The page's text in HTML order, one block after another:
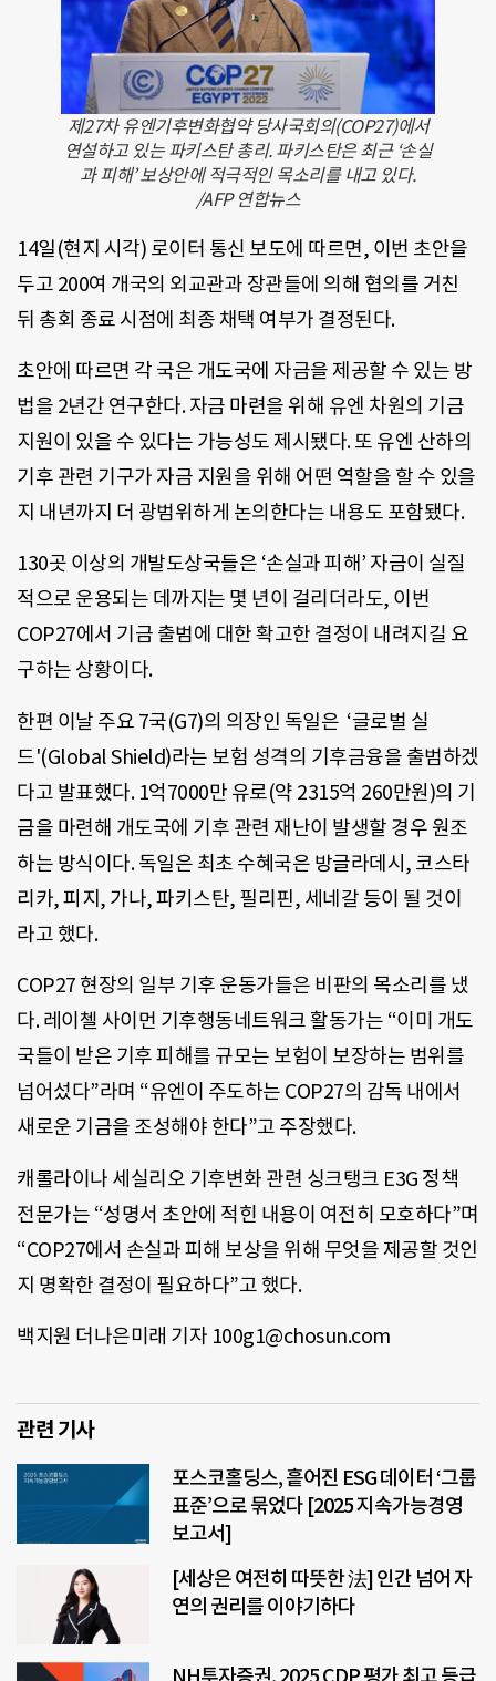
제27차 유엔기후변화협약 당사국회의(COP27)에서
연설하고 있는 파키스탄 총리. 파키스탄은 최근 ‘손실
과 피해’ 보상안에 적극적인 목소리를 내고 있다.
/AFP 연합뉴스
14일(현지 시각) 로이터 통신 보도에 따르면, 이번 초안을
두고 200여 개국의 외교관과 장관들에 의해 협의를 거친
뒤 총회 종료 시점에 최종 채택 여부가 결정된다.
초안에 따르면 각 국은 개도국에 자금을 제공할 수 있는 방
법을 2년간 연구한다. 자금 마련을 위해 유엔 차원의 기금
지원이 있을 수 있다는 가능성도 제시됐다. 또 유엔 산하의
기후 관련 기구가 자금 지원을 위해 어떤 역할을 할 수 있을
지 내년까지 더 광범위하게 논의한다는 내용도 포함됐다.
130곳 이상의 개발도상국들은 ‘손실과 피해’ 자금이 실질
적으로 운용되는 데까지는 몇 년이 걸리더라도, 이번
COP27에서 기금 출범에 대한 확고한 결정이 내려지길 요
구하는 상황이다.
한편 이날 주요 7국(G7)의 의장인 독일은 ‘글로벌 실
드'(Global Shield)라는 보험 성격의 기후금융을 출범하겠
다고 발표했다. 1억7000만 유로(약 2315억 260만원)의 기
금을 마련해 개도국에 기후 관련 재난이 발생할 경우 원조
하는 방식이다. 독일은 최초 수혜국은 방글라데시, 코스타
리카, 피지, 가나, 파키스탄, 필리핀, 세네갈 등이 될 것이
라고 했다.
COP27 현장의 일부 기후 운동가들은 비판의 목소리를 냈
다. 레이첼 사이먼 기후행동네트워크 활동가는 “이미 개도
국들이 받은 기후 피해를 규모는 보험이 보장하는 범위를
넘어섰다”라며 “유엔이 주도하는 COP27의 감독 내에서
새로운 기금을 조성해야 한다”고 주장했다.
캐롤라이나 세실리오 기후변화 관련 싱크탱크 E3G 정책
전문가는 “성명서 초안에 적힌 내용이 여전히 모호하다”며
“COP27에서 손실과 피해 보상을 위해 무엇을 제공할 것인
지 명확한 결정이 필요하다”고 했다.
백지원 더나은미래 기자 100g1@chosun.com
관련 기사
포스코홀딩스, 흩어진 ESG 데이터 ‘그룹
표준’으로 묶었다 [2025 지속가능경영
보고서]
[세상은 여전히 따뜻한 法] 인간 넘어 자
연의 권리를 이야기하다